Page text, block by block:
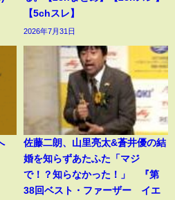
【5chスレ】
2026年7月31日
佐藤二朗、山里亮太&蒼井優の結
婚を知らずあたふた「マジ
で！？知らなかった！」 『第
38回ベスト・ファーザー イエ